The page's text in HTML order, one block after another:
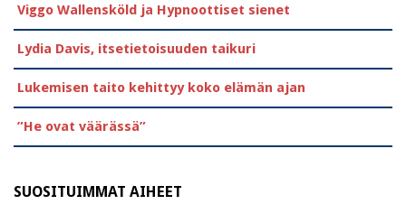
Viggo Wallensköld ja Hypnoottiset sienet
Lydia Davis, itsetietoisuuden taikuri
Lukemisen taito kehittyy koko elämän ajan
”He ovat väärässä”
SUOSITUIMMAT AIHEET